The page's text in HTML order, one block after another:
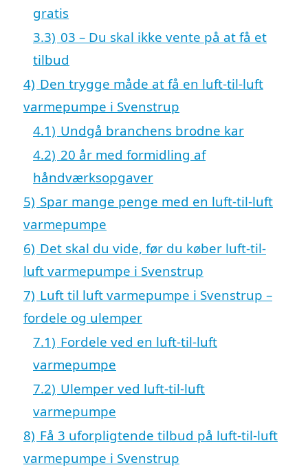
gratis
3.3) 03 – Du skal ikke vente på at få et
tilbud
4) Den trygge måde at få en luft-til-luft
varmepumpe i Svenstrup
4.1) Undgå branchens brodne kar
4.2) 20 år med formidling af
håndværksopgaver
5) Spar mange penge med en luft-til-luft
varmepumpe
6) Det skal du vide, før du køber luft-til-
luft varmepumpe i Svenstrup
7) Luft til luft varmepumpe i Svenstrup –
fordele og ulemper
7.1) Fordele ved en luft-til-luft
varmepumpe
7.2) Ulemper ved luft-til-luft
varmepumpe
8) Få 3 uforpligtende tilbud på luft-til-luft
varmepumpe i Svenstrup